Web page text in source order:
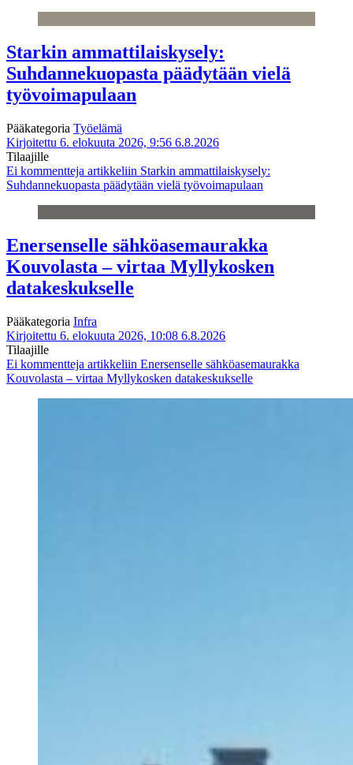
Starkin ammattilaiskysely:
Suhdannekuopasta päädytään vielä
työvoimapulaan
Pääkategoria Työelämä
Kirjoitettu 6. elokuuta 2026, 9:56 6.8.2026
Tilaajille
Ei kommentteja artikkeliin Starkin ammattilaiskysely:
Suhdannekuopasta päädytään vielä työvoimapulaan
Enersenselle sähköasemaurakka
Kouvolasta – virtaa Myllykosken
datakeskukselle
Pääkategoria Infra
Kirjoitettu 6. elokuuta 2026, 10:08 6.8.2026
Tilaajille
Ei kommentteja artikkeliin Enersenselle sähköasemaurakka
Kouvolasta – virtaa Myllykosken datakeskukselle